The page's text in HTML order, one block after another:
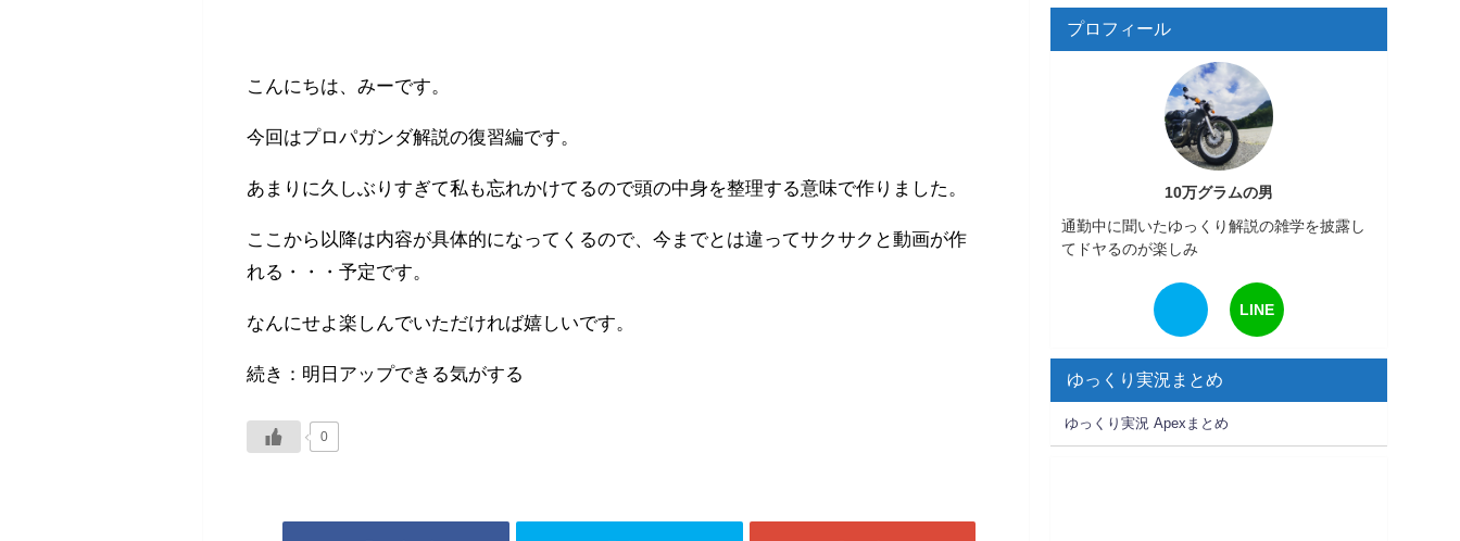
こんにちは、みーです。
今回はプロパガンダ解説の復習編です。
あまりに久しぶりすぎて私も忘れかけてるので頭の中身を整理する意味で作りました。
ここから以降は内容が具体的になってくるので、今までとは違ってサクサクと動画が作
れる・・・予定です。
なんにせよ楽しんでいただければ嬉しいです。
続き：明日アップできる気がする
0
プロフィール
10万グラムの男
通勤中に聞いたゆっくり解説の雑学を披露し
てドヤるのが楽しみ
LINE
ゆっくり実況まとめ
ゆっくり実況 Apexまとめ